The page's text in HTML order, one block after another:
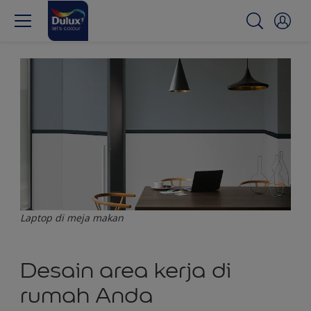
Laptop di meja makan
Desain area kerja di
rumah Anda